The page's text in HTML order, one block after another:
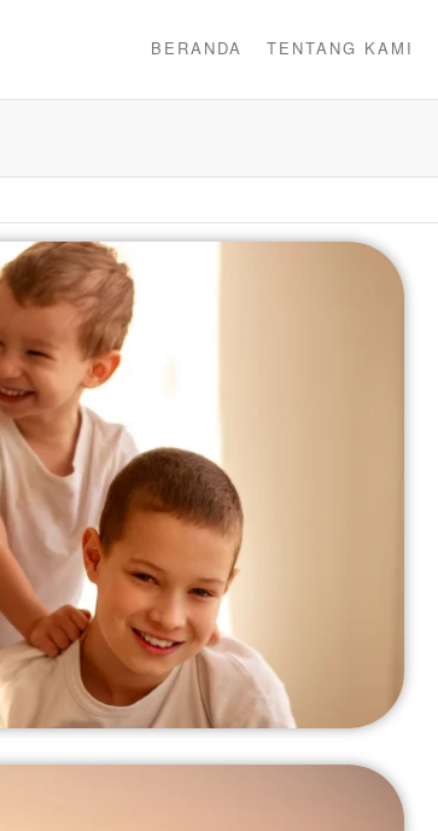
BERANDA TENTANG KAMI